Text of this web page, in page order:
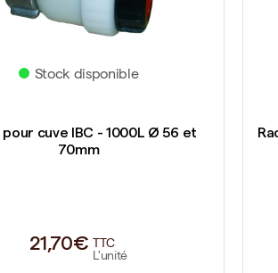
Stock disponible
pour cuve IBC - 1000L Ø 56 et
70mm
21,70€ TTC
L'unité